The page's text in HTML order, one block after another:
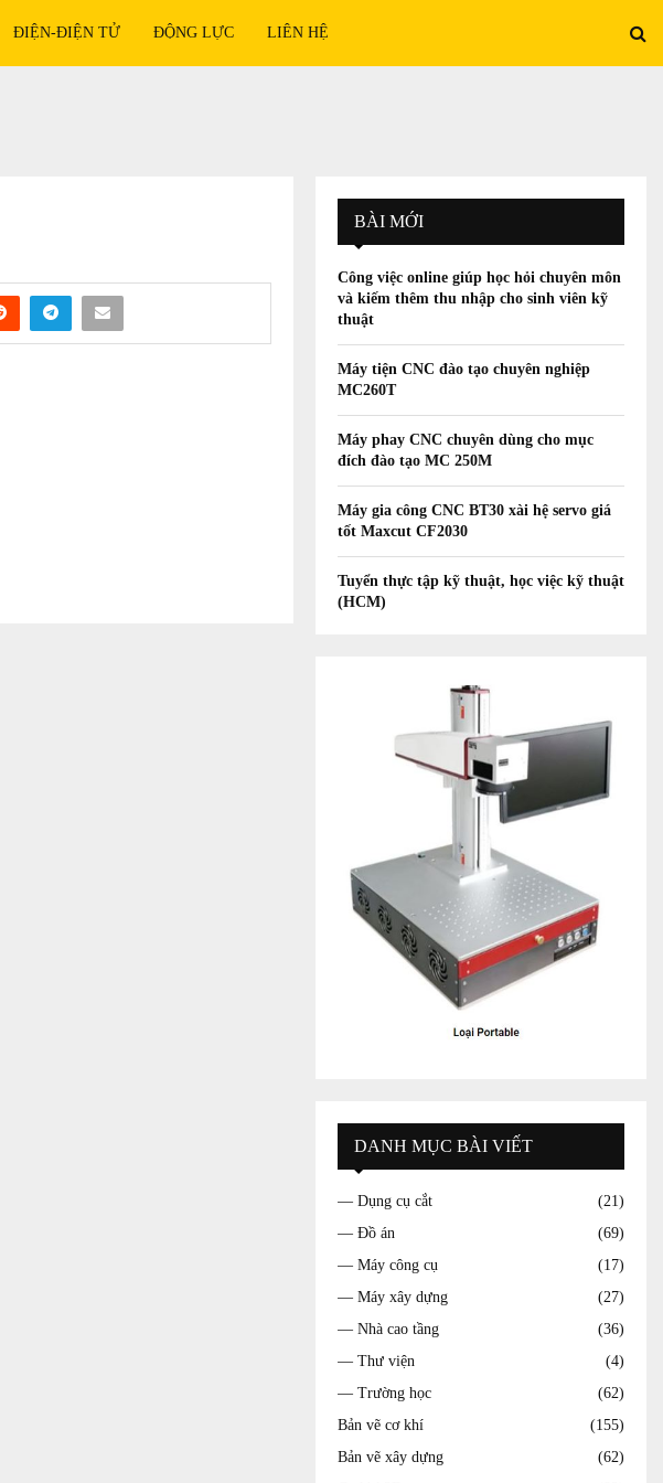
ĐIỆN-ĐIỆN TỬ ĐỘNG LỰC LIÊN HỆ
BÀI MỚI
Công việc online giúp học hỏi chuyên môn
và kiếm thêm thu nhập cho sinh viên kỹ
thuật
Máy tiện CNC đào tạo chuyên nghiệp
MC260T
Máy phay CNC chuyên dùng cho mục
đích đào tạo MC 250M
Máy gia công CNC BT30 xài hệ servo giá
tốt Maxcut CF2030
Tuyển thực tập kỹ thuật, học việc kỹ thuật
(HCM)
DANH MỤC BÀI VIẾT
— Dụng cụ cắt
(21)
— Đồ án
(69)
— Máy công cụ
(17)
— Máy xây dựng
(27)
— Nhà cao tầng
(36)
— Thư viện
(4)
— Trường học
(62)
Bản vẽ cơ khí
(155)
Bản vẽ xây dựng
(62)